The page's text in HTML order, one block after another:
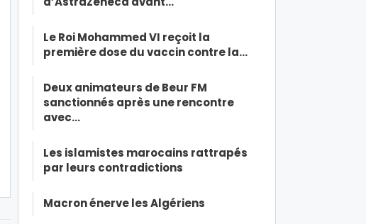
Le Roi Mohammed VI reçoit la
première dose du vaccin contre la…
Deux animateurs de Beur FM
sanctionnés après une rencontre
avec…
Les islamistes marocains rattrapés
par leurs contradictions
Macron énerve les Algériens